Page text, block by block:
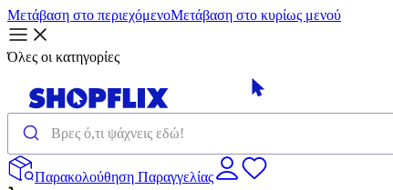
Μετάβαση στο περιεχόμενοΜετάβαση στο κυρίως μενού
Όλες οι κατηγορίες
Παρακολούθηση Παραγγελίας